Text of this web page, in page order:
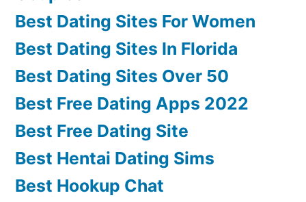
Best Dating Sites For Women
Best Dating Sites In Florida
Best Dating Sites Over 50
Best Free Dating Apps 2022
Best Free Dating Site
Best Hentai Dating Sims
Best Hookup Chat